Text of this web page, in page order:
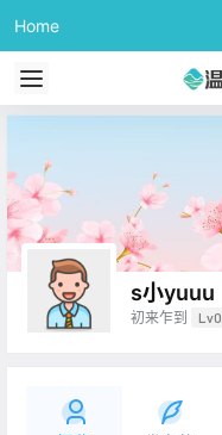
Home
s小yuuu
初来乍到 Lv0